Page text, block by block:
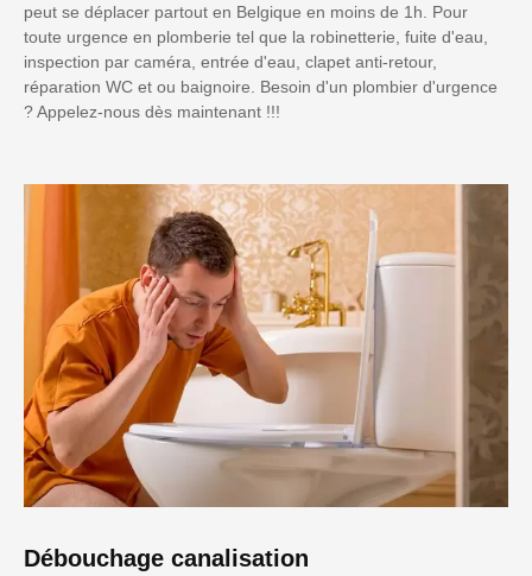
peut se déplacer partout en Belgique en moins de 1h. Pour
toute urgence en plomberie tel que la robinetterie, fuite d'eau,
inspection par caméra, entrée d'eau, clapet anti-retour,
réparation WC et ou baignoire. Besoin d'un plombier d'urgence
? Appelez-nous dès maintenant !!!
Débouchage canalisation